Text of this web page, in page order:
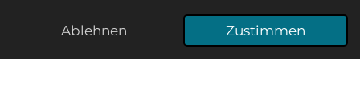
Ablehnen Zustimmen
E-Mail Telefon Karte WhatsApp